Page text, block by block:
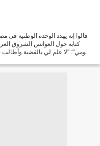
قالوا إنه يهدد الوحدة الوطنية
اليومي": "لا علم لي بالقضية